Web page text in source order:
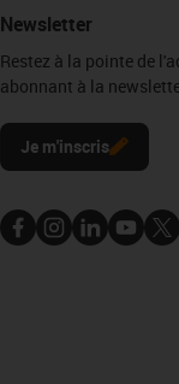
Newsletter
Restez à la pointe de
abonnant à la
Je m'inscris